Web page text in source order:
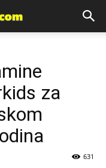
za
631